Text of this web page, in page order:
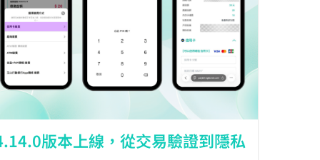
版本上線，從交易驗證到隱私